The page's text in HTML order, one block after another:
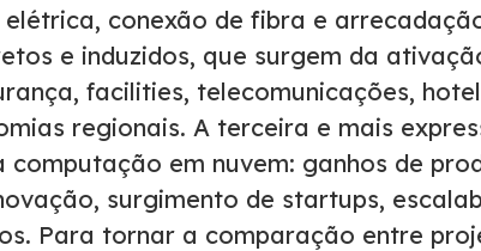
conexão de fibra e
e induzidos, que surgem da
facilities, telecomunicações,
regionais. A terceira e mais
em nuvem: ganhos de
surgimento de startups,
Para tornar a comparação entre